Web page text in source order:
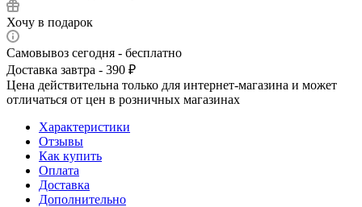
Хочу в подарок
Самовывоз сегодня - бесплатно
Доставка завтра - 390 ₽
Цена действительна только для интернет-магазина и может
отличаться от цен в розничных магазинах
Характеристики
Отзывы
Как купить
Оплата
Доставка
Дополнительно